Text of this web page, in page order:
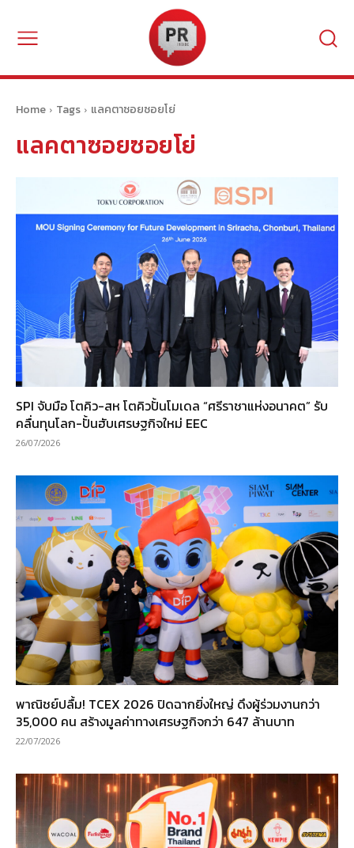
Home Tags แลคตาซอยซอยโย่
แลคตาซอยซอยโย่
SPI จับมือ โตคิว-สห โตคิวปั้นโมเดล “ศรีราชาแห่งอนาคต” รับ
คลื่นทุนโลก-ปั้นฮับเศรษฐกิจใหม่ EEC
26/07/2026
พาณิชย์ปลื้ม! TCEX 2026 ปิดฉากยิ่งใหญ่ ดึงผู้ร่วมงานกว่า
35,000 คน สร้างมูลค่าทางเศรษฐกิจกว่า 647 ล้านบาท
22/07/2026